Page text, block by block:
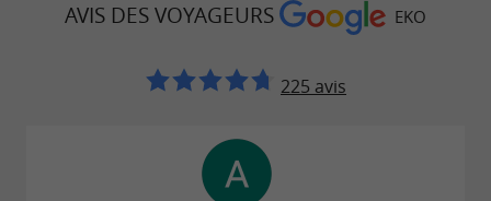
AVIS DES VOYAGEURS EKO
225 avis